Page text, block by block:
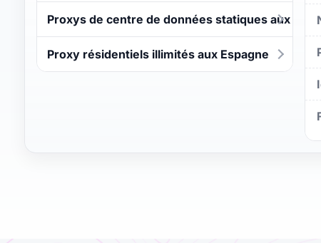
Proxys de centre de données statiques aux
Proxy résidentiels illimités aux Espagne